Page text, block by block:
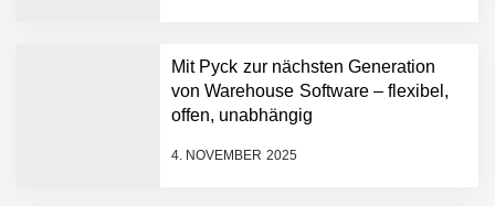
Mit Pyck zur nächsten Generation
von Warehouse Software – flexibel,
offen, unabhängig
4. NOVEMBER 2025
Entwicklungsprozesse
Pyck im Employer Portrait